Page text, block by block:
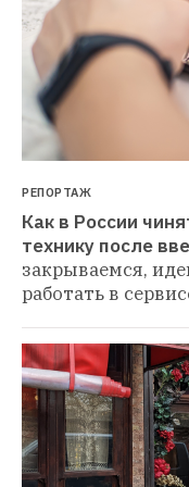
РЕПОРТАЖ
Как в России
технику после
закрываемся,
работать в